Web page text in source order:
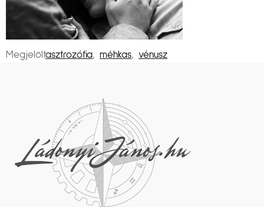
Megjelöltasztrozófia, méhkas, vénusz